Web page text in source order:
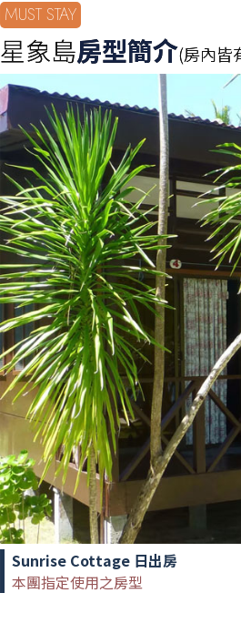
MUST STAY
星象島房型簡介(房內皆
Sunrise Cottage 日出房
本團指定使用之房型